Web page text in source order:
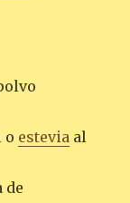
o estevia al
de